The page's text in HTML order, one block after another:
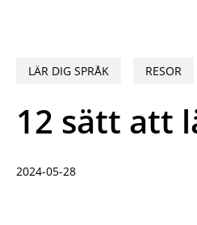
LÄR DIG SPRÅK RESOR
12 sätt att
2024-05-28